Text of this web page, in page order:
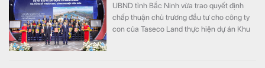
UBND tỉnh Bắc Ninh vừa trao quyết định
chấp thuận chủ trương đầu tư cho công ty
con của Taseco Land thực hiện dự án Khu